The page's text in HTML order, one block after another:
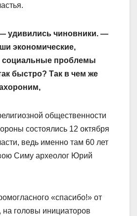
удивились чиновники. —
экономические,
социальные проблемы
быстро? Так в чем же
общественности
состоялись 12 октября
ведь именно там 60 лет
Симу археолог Юрий
«спасибо!» от
на головы инициаторов